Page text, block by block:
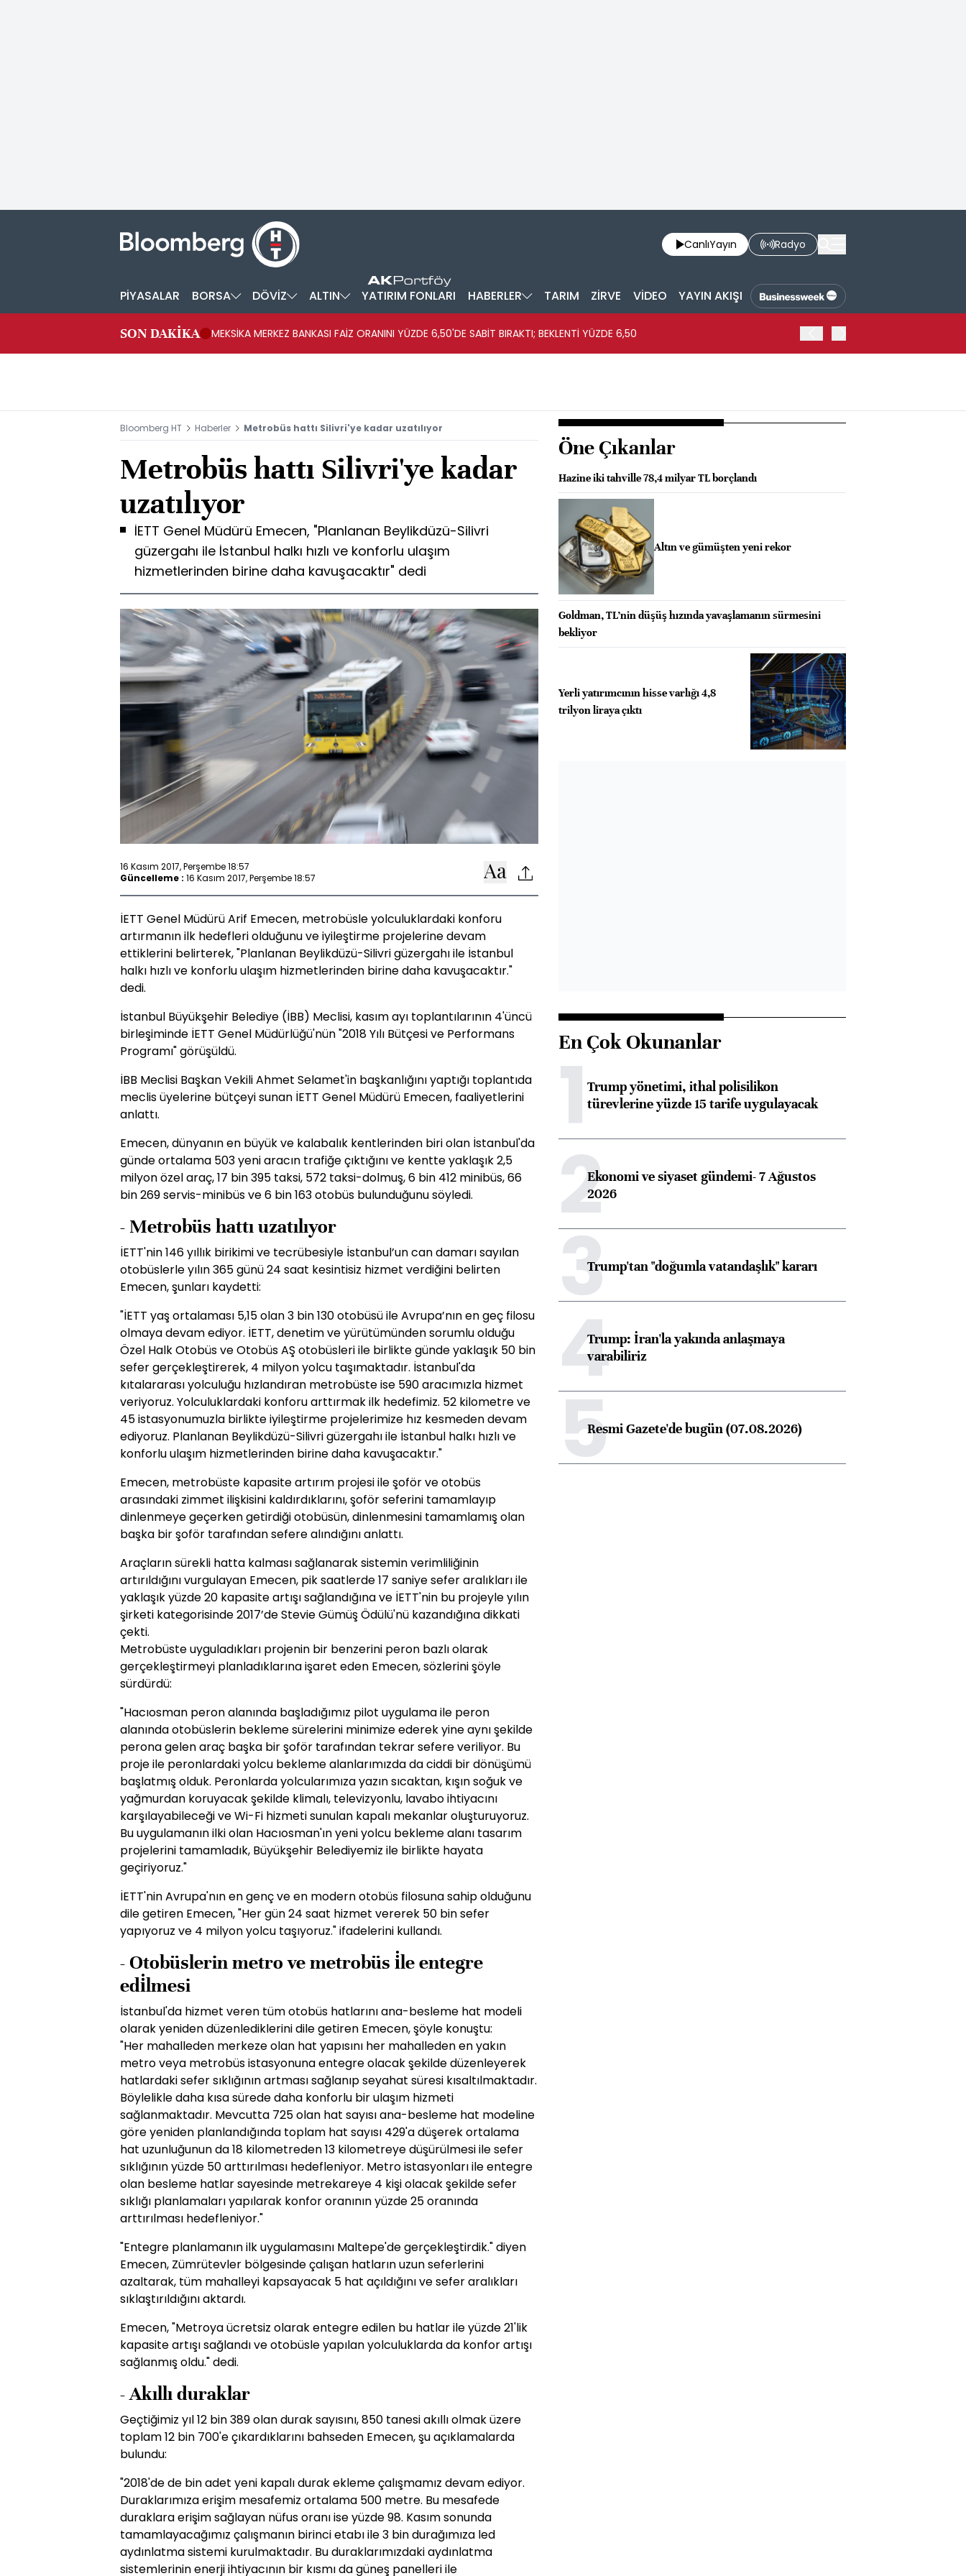
CanlıYayın Radyo
PİYASALAR BORSA DÖVİZ ALTIN YATIRIM FONLARI HABERLER TARIM ZİRVE VİDEO YAYIN AKIŞI
SON DAKİKA MEKSİKA MERKEZ BANKASI FAİZ ORANINI YÜZDE 6,50'DE SABİT BIRAKTI; BEKLENTİ YÜZDE 6,50
Bloomberg HT Haberler Metrobüs hattı Silivri'ye kadar uzatılıyor
Metrobüs hattı Silivri'ye kadar
uzatılıyor
İETT Genel Müdürü Emecen, "Planlanan Beylikdüzü-Silivri
güzergahı ile İstanbul halkı hızlı ve konforlu ulaşım
hizmetlerinden birine daha kavuşacaktır" dedi
16 Kasım 2017, Perşembe 18:57
Güncelleme : 16 Kasım 2017, Perşembe 18:57
İETT Genel Müdürü Arif Emecen, metrobüsle yolculuklardaki konforu
artırmanın ilk hedefleri olduğunu ve iyileştirme projelerine devam
ettiklerini belirterek, "Planlanan Beylikdüzü-Silivri güzergahı ile İstanbul
halkı hızlı ve konforlu ulaşım hizmetlerinden birine daha kavuşacaktır."
dedi.
İstanbul Büyükşehir Belediye (İBB) Meclisi, kasım ayı toplantılarının 4'üncü
birleşiminde İETT Genel Müdürlüğü'nün "2018 Yılı Bütçesi ve Performans
Programı" görüşüldü.
İBB Meclisi Başkan Vekili Ahmet Selamet'in başkanlığını yaptığı toplantıda
meclis üyelerine bütçeyi sunan İETT Genel Müdürü Emecen, faaliyetlerini
anlattı.
Emecen, dünyanın en büyük ve kalabalık kentlerinden biri olan İstanbul'da
günde ortalama 503 yeni aracın trafiğe çıktığını ve kentte yaklaşık 2,5
milyon özel araç, 17 bin 395 taksi, 572 taksi-dolmuş, 6 bin 412 minibüs, 66
bin 269 servis-minibüs ve 6 bin 163 otobüs bulunduğunu söyledi.
- Metrobüs hattı uzatılıyor
İETT'nin 146 yıllık birikimi ve tecrübesiyle İstanbul’un can damarı sayılan
otobüslerle yılın 365 günü 24 saat kesintisiz hizmet verdiğini belirten
Emecen, şunları kaydetti:
"İETT yaş ortalaması 5,15 olan 3 bin 130 otobüsü ile Avrupa’nın en geç filosu
olmaya devam ediyor. İETT, denetim ve yürütümünden sorumlu olduğu
Özel Halk Otobüs ve Otobüs AŞ otobüsleri ile birlikte günde yaklaşık 50 bin
sefer gerçekleştirerek, 4 milyon yolcu taşımaktadır. İstanbul'da
kıtalararası yolculuğu hızlandıran metrobüste ise 590 aracımızla hizmet
veriyoruz. Yolculuklardaki konforu arttırmak ilk hedefimiz. 52 kilometre ve
45 istasyonumuzla birlikte iyileştirme projelerimize hız kesmeden devam
ediyoruz. Planlanan Beylikdüzü-Silivri güzergahı ile İstanbul halkı hızlı ve
konforlu ulaşım hizmetlerinden birine daha kavuşacaktır."
Emecen, metrobüste kapasite artırım projesi ile şoför ve otobüs
arasındaki zimmet ilişkisini kaldırdıklarını, şoför seferini tamamlayıp
dinlenmeye geçerken getirdiği otobüsün, dinlenmesini tamamlamış olan
başka bir şoför tarafından sefere alındığını anlattı.
Araçların sürekli hatta kalması sağlanarak sistemin verimliliğinin
artırıldığını vurgulayan Emecen, pik saatlerde 17 saniye sefer aralıkları ile
yaklaşık yüzde 20 kapasite artışı sağlandığına ve İETT'nin bu projeyle yılın
şirketi kategorisinde 2017’de Stevie Gümüş Ödülü'nü kazandığına dikkati
çekti.
Metrobüste uyguladıkları projenin bir benzerini peron bazlı olarak
gerçekleştirmeyi planladıklarına işaret eden Emecen, sözlerini şöyle
sürdürdü:
"Hacıosman peron alanında başladığımız pilot uygulama ile peron
alanında otobüslerin bekleme sürelerini minimize ederek yine aynı şekilde
perona gelen araç başka bir şoför tarafından tekrar sefere veriliyor. Bu
proje ile peronlardaki yolcu bekleme alanlarımızda da ciddi bir dönüşümü
başlatmış olduk. Peronlarda yolcularımıza yazın sıcaktan, kışın soğuk ve
yağmurdan koruyacak şekilde klimalı, televizyonlu, lavabo ihtiyacını
karşılayabileceği ve Wi-Fi hizmeti sunulan kapalı mekanlar oluşturuyoruz.
Bu uygulamanın ilki olan Hacıosman'ın yeni yolcu bekleme alanı tasarım
projelerini tamamladık, Büyükşehir Belediyemiz ile birlikte hayata
geçiriyoruz."
İETT'nin Avrupa'nın en genç ve en modern otobüs filosuna sahip olduğunu
dile getiren Emecen, "Her gün 24 saat hizmet vererek 50 bin sefer
yapıyoruz ve 4 milyon yolcu taşıyoruz." ifadelerini kullandı.
- Otobüslerin metro ve metrobüs i̇le entegre
edi̇lmesi
İstanbul'da hizmet veren tüm otobüs hatlarını ana-besleme hat modeli
olarak yeniden düzenlediklerini dile getiren Emecen, şöyle konuştu:
"Her mahalleden merkeze olan hat yapısını her mahalleden en yakın
metro veya metrobüs istasyonuna entegre olacak şekilde düzenleyerek
hatlardaki sefer sıklığının artması sağlanıp seyahat süresi kısaltılmaktadır.
Böylelikle daha kısa sürede daha konforlu bir ulaşım hizmeti
sağlanmaktadır. Mevcutta 725 olan hat sayısı ana-besleme hat modeline
göre yeniden planlandığında toplam hat sayısı 429'a düşerek ortalama
hat uzunluğunun da 18 kilometreden 13 kilometreye düşürülmesi ile sefer
sıklığının yüzde 50 arttırılması hedefleniyor. Metro istasyonları ile entegre
olan besleme hatlar sayesinde metrekareye 4 kişi olacak şekilde sefer
sıklığı planlamaları yapılarak konfor oranının yüzde 25 oranında
arttırılması hedefleniyor."
"Entegre planlamanın ilk uygulamasını Maltepe'de gerçekleştirdik." diyen
Emecen, Zümrütevler bölgesinde çalışan hatların uzun seferlerini
azaltarak, tüm mahalleyi kapsayacak 5 hat açıldığını ve sefer aralıkları
sıklaştırıldığını aktardı.
Emecen, "Metroya ücretsiz olarak entegre edilen bu hatlar ile yüzde 21'lik
kapasite artışı sağlandı ve otobüsle yapılan yolculuklarda da konfor artışı
sağlanmış oldu." dedi.
- Akıllı duraklar
Geçtiğimiz yıl 12 bin 389 olan durak sayısını, 850 tanesi akıllı olmak üzere
toplam 12 bin 700'e çıkardıklarını bahseden Emecen, şu açıklamalarda
bulundu:
"2018'de de bin adet yeni kapalı durak ekleme çalışmamız devam ediyor.
Duraklarımıza erişim mesafemiz ortalama 500 metre. Bu mesafede
duraklara erişim sağlayan nüfus oranı ise yüzde 98. Kasım sonunda
tamamlayacağımız çalışmanın birinci etabı ile 3 bin durağımıza led
aydınlatma sistemi kurulmaktadır. Bu duraklarımızdaki aydınlatma
sistemlerinin enerji ihtiyacının bir kısmı da güneş panelleri ile
Öne Çıkanlar
Hazine iki tahville 78,4 milyar TL borçlandı
Altın ve gümüşten yeni rekor
Goldman, TL’nin düşüş hızında yavaşlamanın sürmesini
bekliyor
Yerli yatırımcının hisse varlığı 4,8
trilyon liraya çıktı
En Çok Okunanlar
1Trump yönetimi, ithal polisilikon
türevlerine yüzde 15 tarife uygulayacak
2Ekonomi ve siyaset gündemi- 7 Ağustos
2026
3Trump'tan "doğumla vatandaşlık" kararı
4Trump: İran'la yakında anlaşmaya
varabiliriz
5Resmi Gazete'de bugün (07.08.2026)